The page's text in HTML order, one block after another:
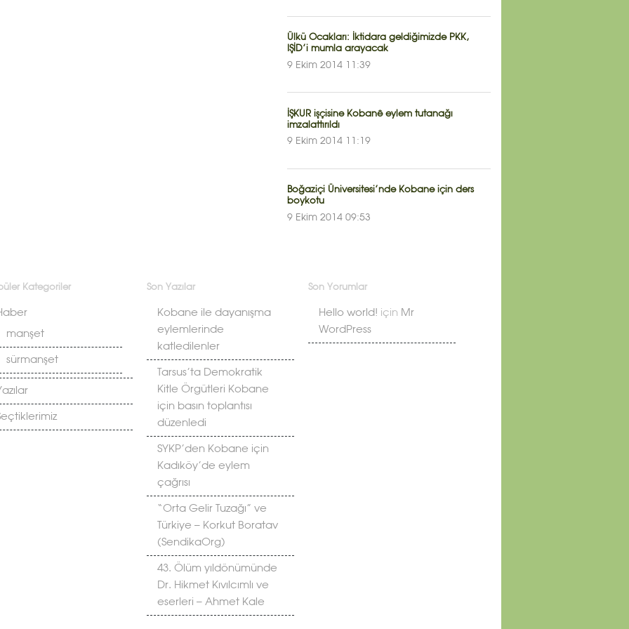
Ülkü Ocakları: İktidara geldiğimizde PKK,
IŞİD’i mumla arayacak
9 Ekim 2014 11:39
İŞKUR işçisine Kobanê eylem tutanağı
imzalattırıldı
9 Ekim 2014 11:19
Boğaziçi Üniversitesi’nde Kobane için ders
boykotu
9 Ekim 2014 09:53
Kategoriler
manşet
sürmanşet
Son Yazılar
Kobane ile dayanışma
eylemlerinde
katledilenler
Tarsus’ta Demokratik
Kitle Örgütleri Kobane
için basın toplantısı
düzenledi
SYKP’den Kobane için
Kadıköy’de eylem
çağrısı
“Orta Gelir Tuzağı” ve
Türkiye – Korkut Boratav
(SendikaOrg)
43. Ölüm yıldönümünde
Dr. Hikmet Kıvılcımlı ve
eserleri – Ahmet Kale
Son Yorumlar
Hello world! için Mr
WordPress